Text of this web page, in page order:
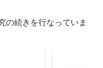
の続きを行なっていま